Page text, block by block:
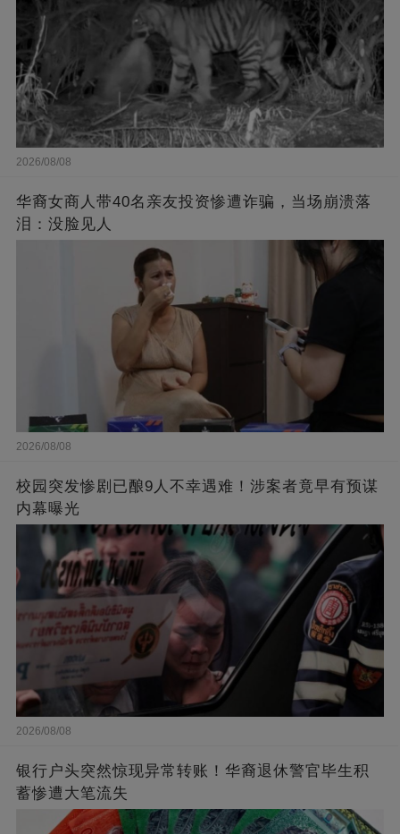
2026/08/08
华裔女商人带40名亲友投资惨遭诈骗，当场崩溃落
泪：没脸见人
2026/08/08
校园突发惨剧已酿9人不幸遇难！涉案者竟早有预谋
内幕曝光
2026/08/08
银行户头突然惊现异常转账！华裔退休警官毕生积
蓄惨遭大笔流失